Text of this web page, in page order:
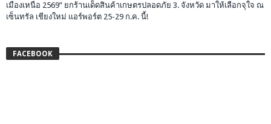
เมืองเหนือ 2569” ยกร้านเด็ดสินค้าเกษตรปลอดภัย 3. จังหวัด มาให้เลือกจุใจ ณ
เซ็นทรัล เชียงใหม่ แอร์พอร์ต 25-29 ก.ค. นี้!
FACEBOOK